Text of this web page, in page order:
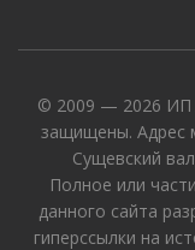
© 2009 — 2026 ИП
защищены. Адрес
Сущевский
Полное или
данного сайта
гиперссылки на